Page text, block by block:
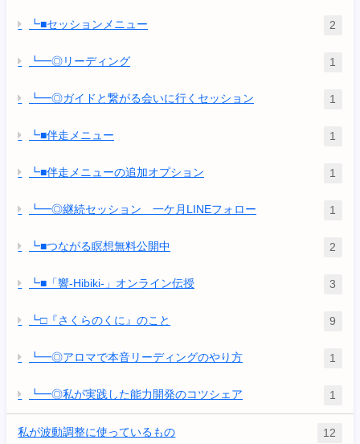
┗■セッションメニュー 2
┗━◎リーディング 1
┗━◎ガイドと繋がる会いに行くセッション 1
┗■伴走メニュー 1
┗■伴走メニューの追加オプション 1
┗━◎継続セッション 一ケ月LINEフォロー 1
┗■つながる瞑想無料公開中 2
┗■「響-Hibiki-」オンライン伝授 3
┗□『さくらのくに』のこと 9
┗━◎アロマで本音リーディングのやり方 1
┗━◎私が実践した能力開発のコツシェア 1
私が波動調整に使っているもの 12